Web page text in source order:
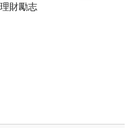
理財勵志